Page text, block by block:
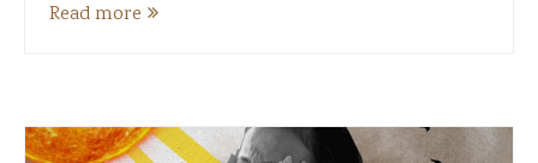
Read more